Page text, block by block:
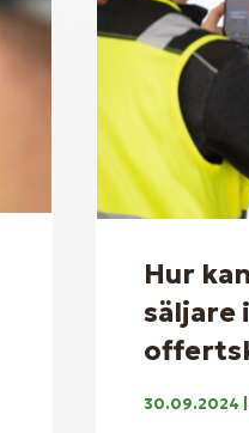
Hur
säljare i
30.09.2024